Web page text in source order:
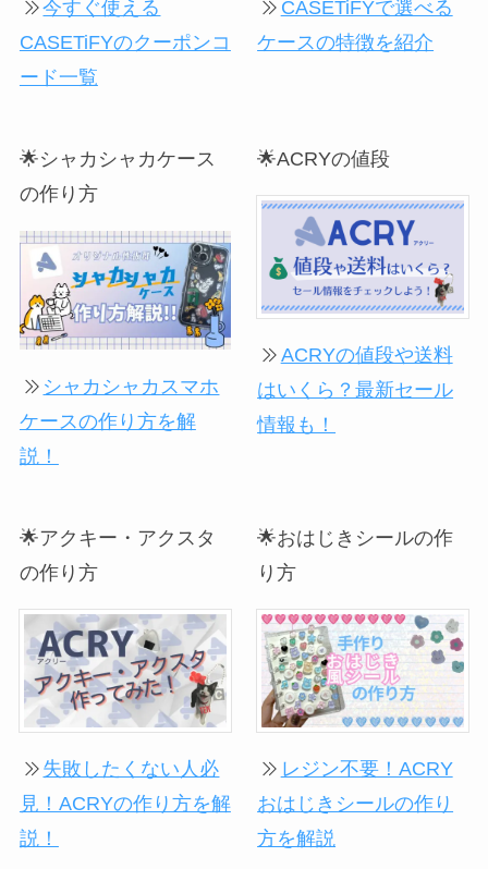
今すぐ使える
CASETiFYのクーポンコ
ード一覧
CASETiFYで選べる
ケースの特徴を紹介
🌟シャカシャカケース
の作り方
シャカシャカスマホ
ケースの作り方を解
説！
🌟ACRYの値段
ACRYの値段や送料
はいくら？最新セール
情報も！
🌟アクキー・アクスタ
の作り方
失敗したくない人必
見！ACRYの作り方を解
説！
🌟おはじきシールの作
り方
レジン不要！ACRY
おはじきシールの作り
方を解説